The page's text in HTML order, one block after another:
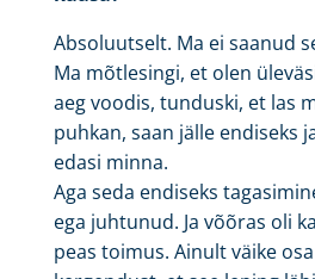
Absoluutselt. Ma ei saanud
Ma mõtlesingi, et olen
aeg voodis, tunduski, et las
puhkan, saan jälle endiseks
edasi minna.
Aga seda endiseks
ega juhtunud. Ja võõras oli
peas toimus. Ainult väike